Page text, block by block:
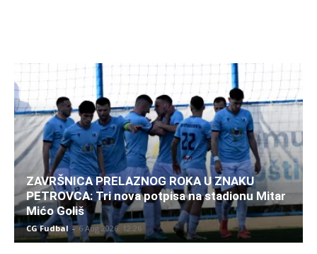
ZAVRŠNICA PRELAZNOG ROKA U ZNAKU
PETROVCA: Tri nova potpisa na stadionu Mitar
Mićo Goliš
CG Fudbal - 6 Aug 2026. 12:26